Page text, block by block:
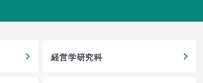
経営学研究科